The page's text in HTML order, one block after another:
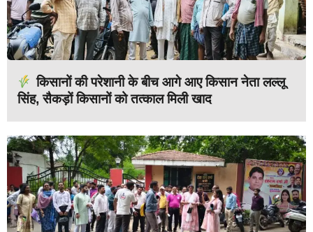
किसानों की परेशानी के बीच आगे आए किसान नेता लल्लू
सिंह, सैकड़ों किसानों को तत्काल मिली खाद